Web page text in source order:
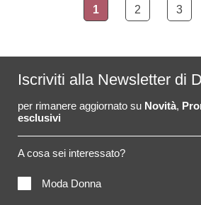
1 2 3
Iscriviti alla Newsletter di
per rimanere aggiornato su Novità,
esclusivi
A cosa sei interessato?
Moda Donna